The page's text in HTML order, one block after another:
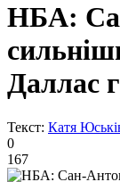
НБА:
Даллас
Текст: Катя
0
167